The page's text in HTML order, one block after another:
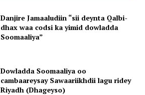
Danjire Jamaaludiin “sii deynta Qalbi-
dhax waa codsi ka yimid dowladda
Soomaaliya”
Dowladda Soomaaliya oo
cambaareysay Sawaariikhdii lagu ridey
Riyadh (Dhageyso)